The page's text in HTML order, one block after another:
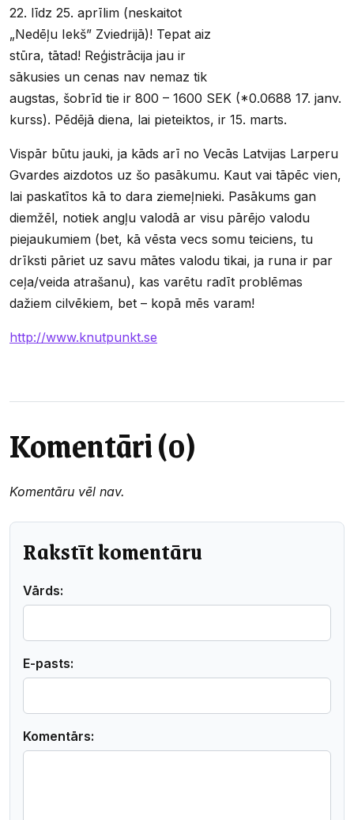
22. līdz 25. aprīlim (neskaitot
„Nedēļu Iekš” Zviedrijā)! Tepat aiz
stūra, tātad! Reģistrācija jau ir
sākusies un cenas nav nemaz tik
augstas, šobrīd tie ir 800 – 1600 SEK (*0.0688 17. janv.
kurss). Pēdējā diena, lai pieteiktos, ir 15. marts.
Vispār būtu jauki, ja kāds arī no Vecās Latvijas Larperu
Gvardes aizdotos uz šo pasākumu. Kaut vai tāpēc vien,
lai paskatītos kā to dara ziemeļnieki. Pasākums gan
diemžēl, notiek angļu valodā ar visu pārējo valodu
piejaukumiem (bet, kā vēsta vecs somu teiciens, tu
drīksti pāriet uz savu mātes valodu tikai, ja runa ir par
ceļa/veida atrašanu), kas varētu radīt problēmas
dažiem cilvēkiem, bet – kopā mēs varam!
http://www.knutpunkt.se
Komentāri (0)
Komentāru vēl nav.
Rakstīt komentāru
Vārds:
E-pasts:
Komentārs: